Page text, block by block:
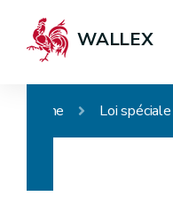
WALLEX
Home